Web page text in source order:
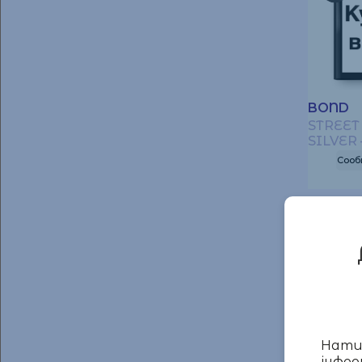
BOND
SILVER